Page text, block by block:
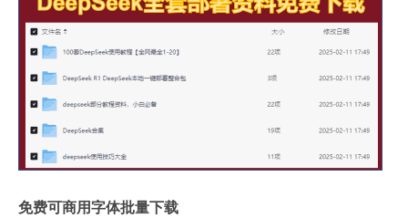
免费可商用字体批量下载